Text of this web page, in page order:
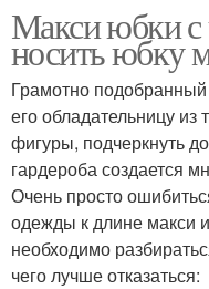
Макси юбки с
носить юбку
Грамотно
его обладательницу из
фигуры, подчеркнуть
гардероба создается
Очень просто
одежды к длине макси
необходимо
чего лучше отказаться: